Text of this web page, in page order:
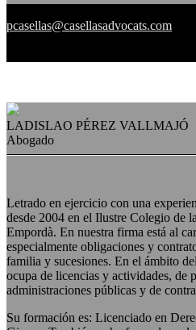
pcasellas@casellasadvocats.com
LADISLAO PÉREZ VALLMAJÓ
Abogado
Letrado en ejercicio con una
desde 2004 en el Ilustre Colegio de
Empordà. En nuestra firma está al
especialmente obligaciones y
familia y sucesiones. En el ámbito
ocupa de licencias y actividades, de
administraciones públicas y de
Su formación es: Licenciado en